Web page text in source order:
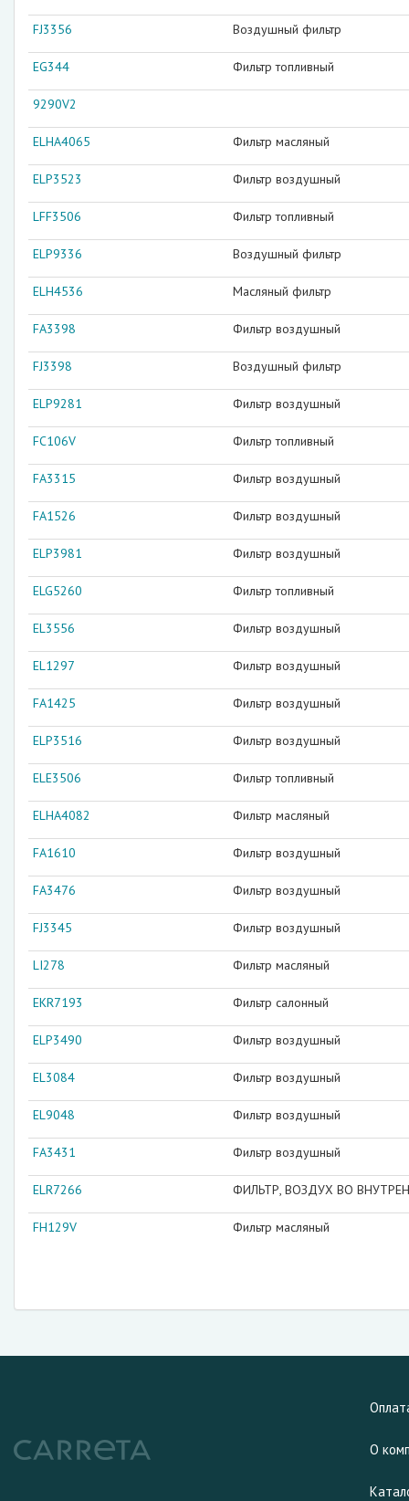
FJ3356 Воздушный фильтр
EG344 Фильтр топливный
9290V2
ELHA4065 Фильтр масляный
ELP3523 Фильтр воздушный
LFF3506 Фильтр топливный
ELP9336 Воздушный фильтр
ELH4536 Масляный фильтр
FA3398 Фильтр воздушный
FJ3398 Воздушный фильтр
ELP9281 Фильтр воздушный
FC106V Фильтр топливный
FA3315 Фильтр воздушный
FA1526 Фильтр воздушный
ELP3981 Фильтр воздушный
ELG5260 Фильтр топливный
EL3556 Фильтр воздушный
EL1297 Фильтр воздушный
FA1425 Фильтр воздушный
ELP3516 Фильтр воздушный
ELE3506 Фильтр топливный
ELHA4082 Фильтр масляный
FA1610 Фильтр воздушный
FA3476 Фильтр воздушный
FJ3345 Фильтр воздушный
LI278 Фильтр масляный
EKR7193 Фильтр салонный
ELP3490 Фильтр воздушный
EL3084 Фильтр воздушный
EL9048 Фильтр воздушный
FA3431 Фильтр воздушный
ELR7266 ФИЛЬТР, ВОЗДУХ ВО
FH129V Фильтр масляный
О